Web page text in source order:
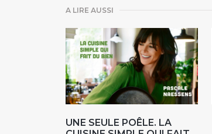
A LIRE AUSSI
UNE SEULE POÊLE. LA